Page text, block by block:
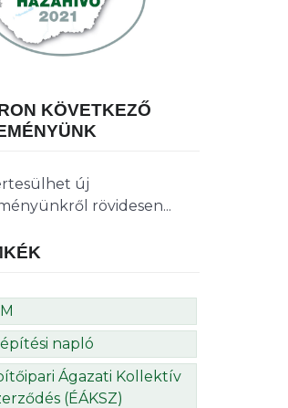
KÖVETKEZŐ
új
rövidesen...
napló
Ágazati Kollektív
(ÉÁKSZ)